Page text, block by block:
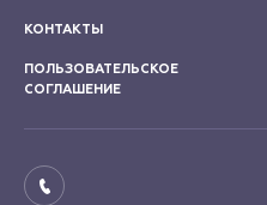
КОНТАКТЫ
ПОЛЬЗОВАТЕЛЬСКОЕ
СОГЛАШЕНИЕ